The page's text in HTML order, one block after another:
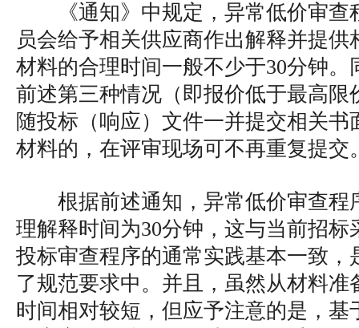
《通知》中规定，异常低价审
员会给予相关供应商作出解释并提
材料的合理时间一般不少于30分钟。
前述第三种情况（即报价低于最高限
随投标（响应）文件一并提交相关书
材料的，在评审现场可不再重复提交
根据前述通知，异常低价审查程
理解释时间为30分钟，这与当前招标
投标审查程序的通常实践基本一致，
了规范要求中。并且，虽然从材料准
时间相对较短，但应予注意的是，基